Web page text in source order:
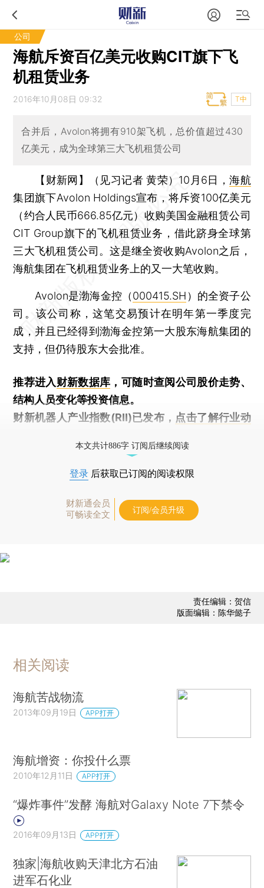
公司
海航斥资百亿美元收购CIT旗下飞
机租赁业务
2016年10月08日 09:32 T中
合并后，Avolon将拥有910架飞机，总价值超过430
亿美元，成为全球第三大飞机租赁公司
【财新网】（见习记者 黄荣） 10月6日，海航
集团旗下Avolon Holdings宣布，将斥资100亿美元
（约合人民币666.85亿元）收购美国金融租赁公司
CIT Group旗下的飞机租赁业务，借此跻身全球第
三大飞机租赁公司。这是继全资收购Avolon之后，
海航集团在飞机租赁业务上的又一大笔收购。
Avolon是渤海金控（000415.SH ）的全资子公
司。该公司称，这笔交易预计在明年第一季度完
成，并且已经得到渤海金控第一大股东海航集团的
支持，但仍待股东大会批准。
推荐进入财新数据库 ，可随时查阅公司股价走势、
结构人员变化等投资信息。
财新机器人产业指数(RII)已发布， 点击了解行业动
本文共计886字 订阅后继续阅读
登录 后获取已订阅的阅读权限
财新通会员
可畅读全文
订阅/会员升级
责任编辑：贺信
版面编辑：陈华懿子
相关阅读
海航苦战物流
2013年09月19日 APP打开
海航增资：你投什么票
2010年12月11日 APP打开
“爆炸事件”发酵 海航对Galaxy Note 7下禁令
2016年09月13日 APP打开
独家|海航收购天津北方石油
进军石化业